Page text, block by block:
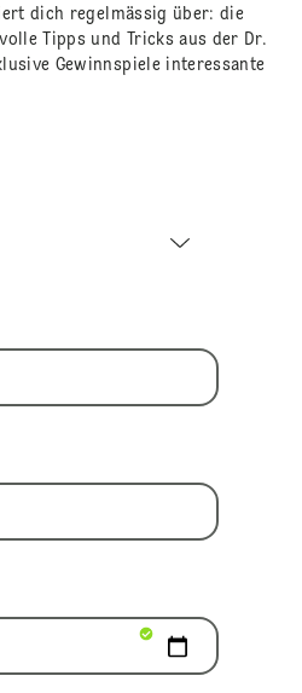
dich regelmässig über: die
Tipps und Tricks aus der Dr.
Gewinnspiele interessante